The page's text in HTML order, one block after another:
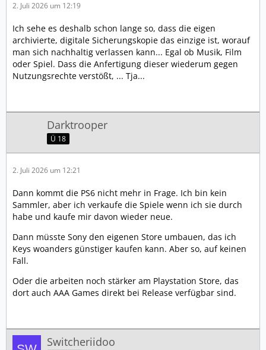
2. Juli 2026 um 12:19
Ich sehe es deshalb schon lange so, dass die eigen
archivierte, digitale Sicherungskopie das einzige ist, worauf
man sich nachhaltig verlassen kann... Egal ob Musik, Film
oder Spiel. Dass die Anfertigung dieser wiederum gegen
Nutzungsrechte verstößt, ... Tja...
Darktrooper
Ü 18
2. Juli 2026 um 12:21
Dann kommt die PS6 nicht mehr in Frage. Ich bin kein
Sammler, aber ich verkaufe die Spiele wenn ich sie durch
habe und kaufe mir davon wieder neue.
Dann müsste Sony den eigenen Store umbauen, das ich
Keys woanders günstiger kaufen kann. Aber so, auf keinen
Fall.
Oder die arbeiten noch stärker am Playstation Store, das
dort auch AAA Games direkt bei Release verfügbar sind.
Switcheriidoo